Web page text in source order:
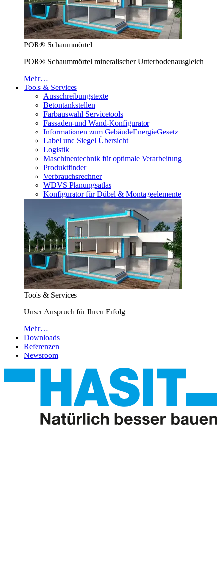
POR® Schaummörtel
POR® Schaummörtel mineralischer Unterbodenausgleich
Mehr…
Tools & Services
Ausschreibungstexte
Betontankstellen
Farbauswahl Servicetools
Fassaden-und Wand-Konfigurator
Informationen zum GebäudeEnergieGesetz
Label und Siegel Übersicht
Logistik
Maschinentechnik für optimale Verarbeitung
Produktfinder
Verbrauchsrechner
WDVS Planungsatlas
Konfigurator für Dübel & Montageelemente
Tools & Services
Unser Anspruch für Ihren Erfolg
Mehr…
Downloads
Referenzen
Newsroom